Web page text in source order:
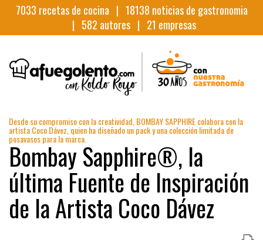
7033 recetas de cocina | 18138 noticias de gastronomia
| 582 autores | 21 empresas
Desde su compromiso con la creatividad, BOMBAY SAPPHIRE colabora con la
artista Coco Dávez, quien ha diseñado un pack y una colección limitada de
posavasos para la marca.
Bombay Sapphire®, la
última Fuente de Inspiración
de la Artista Coco Dávez